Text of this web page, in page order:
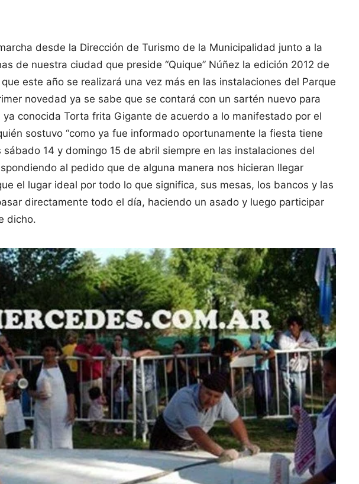
desde la Dirección de Turismo de la Municipalidad junto a la
de nuestra ciudad que preside “Quique” Núñez la edición 2012 de
este año se realizará una vez más en las instalaciones del Parque
novedad ya se sabe que se contará con un sartén nuevo para
conocida Torta frita Gigante de acuerdo a lo manifestado por el
sostuvo “como ya fue informado oportunamente la fiesta tiene
14 y domingo 15 de abril siempre en las instalaciones del
al pedido que de alguna manera nos hicieran llegar
el lugar ideal por todo lo que significa, sus mesas, los bancos y las
directamente todo el día, haciendo un asado y luego participar
dicho.